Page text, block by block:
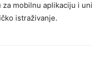
mobilnu aplikaciju i
istraživanje.